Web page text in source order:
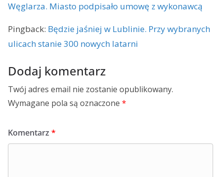
Węglarza. Miasto podpisało umowę z wykonawcą
Pingback: Będzie jaśniej w Lublinie. Przy wybranych
ulicach stanie 300 nowych latarni
Dodaj komentarz
Twój adres email nie zostanie opublikowany.
Wymagane pola są oznaczone *
Komentarz *